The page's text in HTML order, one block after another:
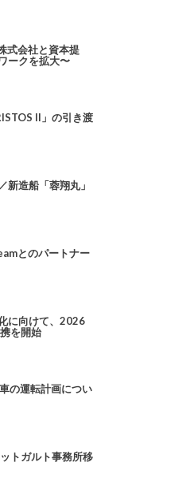
式会社と資本提
ークを拡大〜
II」の引き渡
新造船「蓉翔丸」
とのパートナー
に向けて、2026
を開始
の運転計画につい
トガルト事務所移